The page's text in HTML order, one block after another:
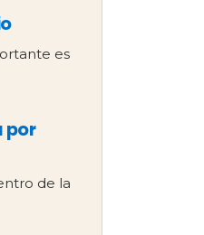
es
por
de la